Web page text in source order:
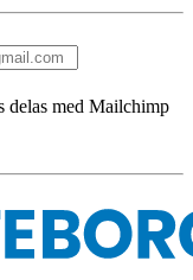
delas med Mailchimp